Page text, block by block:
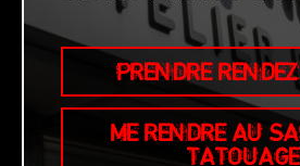
PRENDRE
ME RENDRE AU
TATOUAGE